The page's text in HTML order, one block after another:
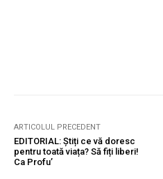
ARTICOLUL PRECEDENT
EDITORIAL: Știți ce vă doresc
pentru toată viața? Să fiți liberi!
Ca Profu’